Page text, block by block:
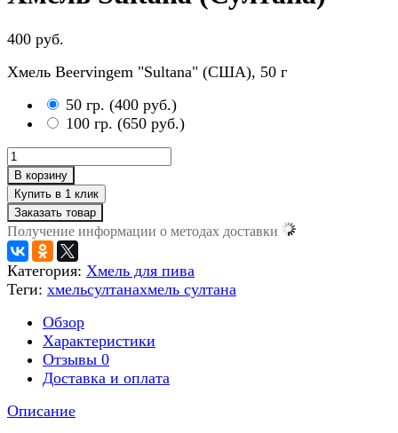
400 руб.
Хмель Beervingem "Sultana" (США), 50 г
50 гр. (400 руб.)
100 гр. (650 руб.)
В корзину
Заказать товар
Получение информации о методах доставки
Категория: Хмель для пива
Теги: хмельсултанахмель султана
Обзор
Характеристики
Отзывы 0
Доставка и оплата
Описание